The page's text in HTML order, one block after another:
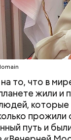
то, что в
жили
которые
путь и
Ли